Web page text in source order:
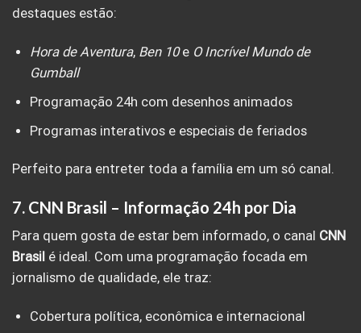
destaques estão:
Hora de Aventura, Ben 10e O Incrível Mundo de
Gumball
Programação 24h com desenhos animados
Programas interativos e especiais de feriados
Perfeito para entreter toda a família em um só canal.
7. CNN Brasil – Informação 24h por Dia
Para quem gosta de estar bem informado, o canal CNN
Brasil é ideal. Com uma programação focada em
jornalismo de qualidade, ele traz:
Cobertura política, econômica e internacional